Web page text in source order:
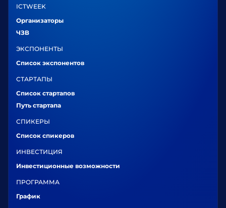
ICTWEEK
Организаторы
ЧЗВ
ЭКСПОНЕНТЫ
Список экспонентов
СТАРТАПЫ
Список стартапов
Путь стартапа
СПИКЕРЫ
Список спикеров
ИНВЕСТИЦИЯ
Инвестиционные возможности
ПРОГРАММА
График